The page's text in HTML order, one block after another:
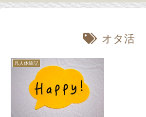
オタ活
凡人体験記